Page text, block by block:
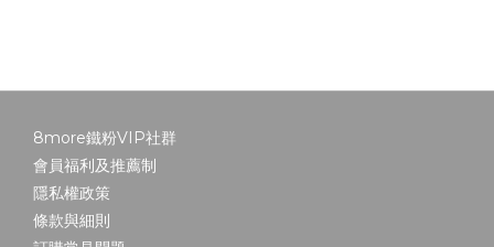
8more鐵粉VIP社群
會員福利及推薦制
隱私權政策
條款與細則